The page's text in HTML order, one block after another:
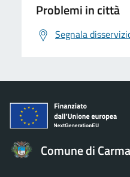
Problemi in città
Segnala
Comune di